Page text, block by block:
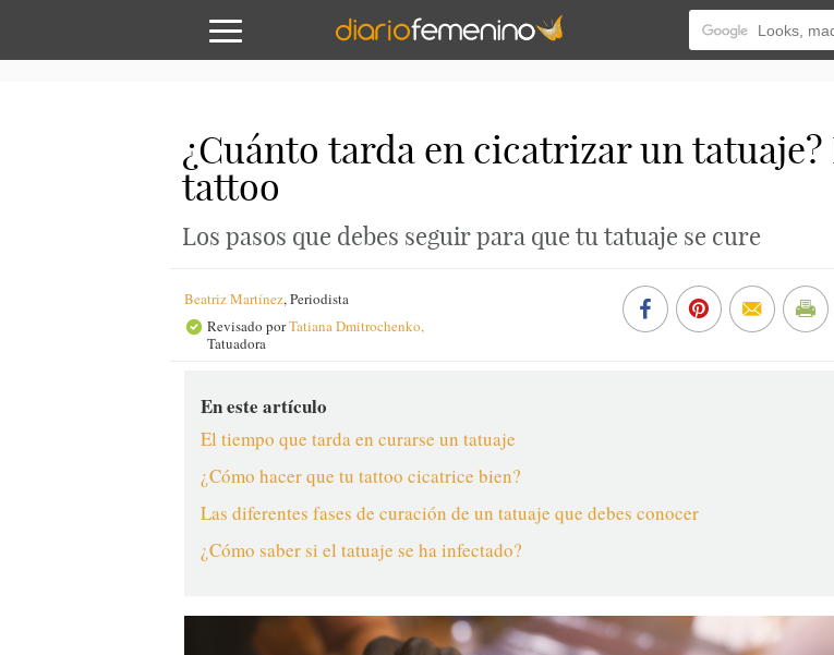
¿Cuánto tarda en cicatrizar un
tattoo
Los pasos que debes seguir para que tu tatuaje se cure
Beatriz Martínez,Periodista
Revisado porTatiana Dmitrochenko,
Tatuadora
En este artículo
El tiempo que tarda en curarse un tatuaje
¿Cómo hacer que tu tattoo cicatrice bien?
Las diferentes fases de curación de un tatuaje que debes conocer
¿Cómo saber si el tatuaje se ha infectado?